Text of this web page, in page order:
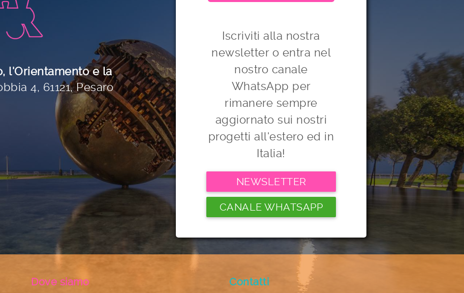
l'Orientamento e la
4, 61121, Pesaro
Iscriviti alla nostra
newsletter o entra nel
nostro canale
WhatsApp per
rimanere sempre
aggiornato sui nostri
progetti all'estero ed in
Italia!
NEWSLETTER
CANALE WHATSAPP
Dove siamo Contatti